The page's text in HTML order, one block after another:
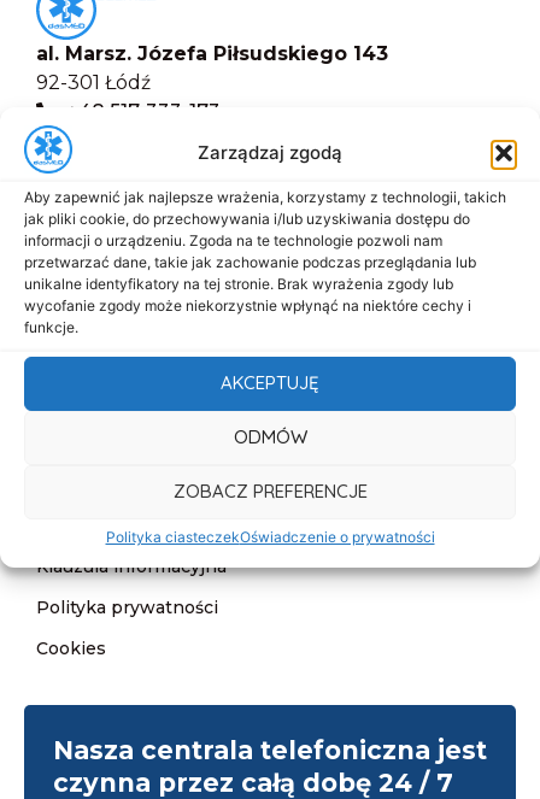
Zarządzaj zgodą
Aby zapewnić jak najlepsze wrażenia, korzystamy z technologii, takich
jak pliki cookie, do przechowywania i/lub uzyskiwania dostępu do
informacji o urządzeniu. Zgoda na te technologie pozwoli nam
przetwarzać dane, takie jak zachowanie podczas przeglądania lub
unikalne identyfikatory na tej stronie. Brak wyrażenia zgody lub
wycofanie zgody może niekorzystnie wpłynąć na niektóre cechy i
funkcje.
AKCEPTUJĘ
ODMÓW
ZOBACZ PREFERENCJE
Polityka ciasteczekOświadczenie o prywatności
al. Marsz. Józefa Piłsudskiego 143
92-301 Łódź
+48 517-333-173
biuro@dasmed.pl
Menu
Start
O nas
Oferta
Cennik
Klauzula informacyjna
Polityka prywatności
Cookies
Nasza centrala telefoniczna jest
czynna przez całą dobę 24 / 7